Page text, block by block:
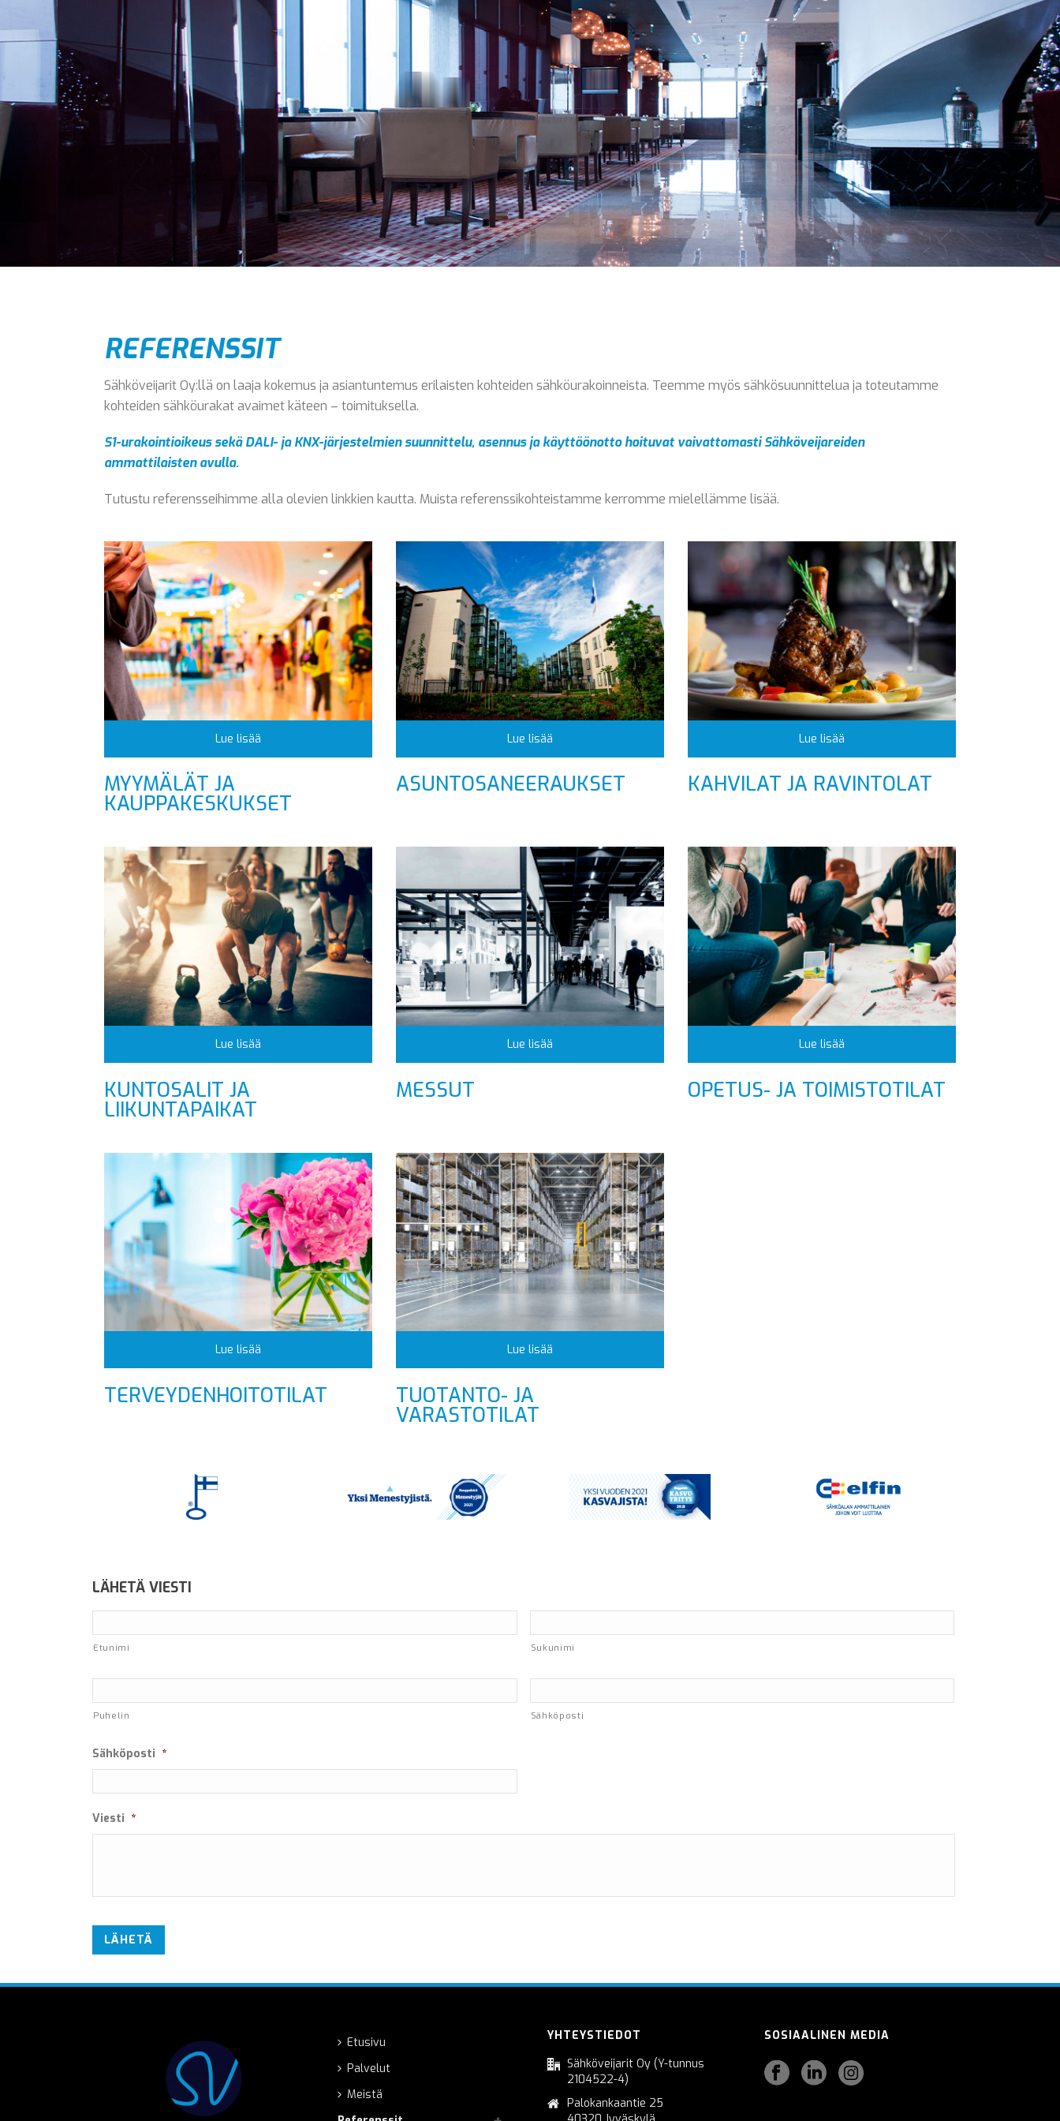
REFERENSSIT
Sähköveijarit Oy:llä on laaja kokemus ja asiantuntemus erilaisten kohteiden sähköurakoinneista. Teemme myös sähkösuunnittelua ja toteutamme
kohteiden sähköurakat avaimet käteen – toimituksella.
S1-urakointioikeus sekä DALI- ja KNX-järjestelmien suunnittelu, asennus ja käyttöönotto hoituvat vaivattomasti Sähköveijareiden
ammattilaisten avulla.
Tutustu referensseihimme alla olevien linkkien kautta. Muista referenssikohteistamme kerromme mielellämme lisää.
Lue lisää
MYYMÄLÄT JA
KAUPPAKESKUKSET
Lue lisää
ASUNTOSANEERAUKSET
Lue lisää
KAHVILAT JA RAVINTOLAT
Lue lisää
KUNTOSALIT JA
LIIKUNTAPAIKAT
Lue lisää
MESSUT
Lue lisää
OPETUS- JA TOIMISTOTILAT
Lue lisää
TERVEYDENHOITOTILAT
Lue lisää
TUOTANTO- JA
VARASTOTILAT
LÄHETÄ VIESTI
Etunimi Sukunimi
*
Puhelin Sähköposti
Sähköposti *
Viesti *
Etusivu
Palvelut
Meistä
YHTEYSTIEDOT
Sähköveijarit Oy (Y-tunnus
2104522-4)
Palokankaantie 25
SOSIAALINEN MEDIA